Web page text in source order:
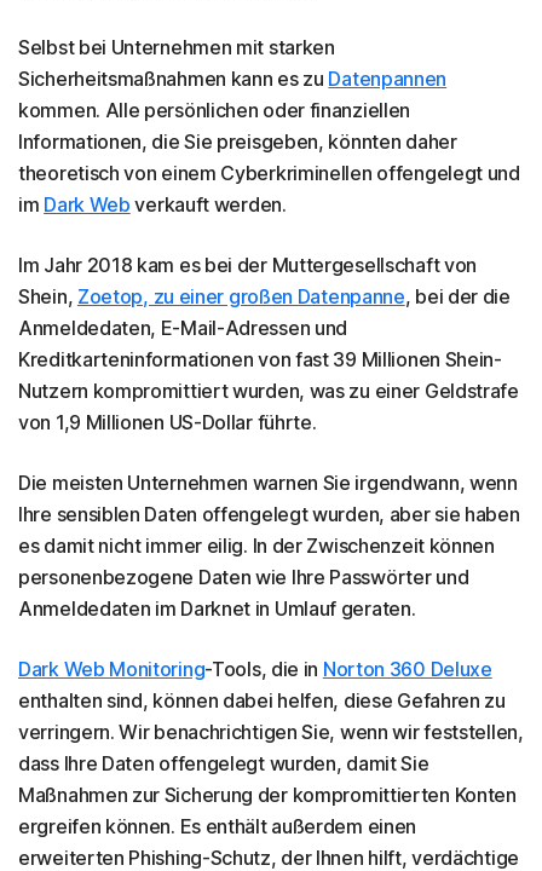
Selbst bei Unternehmen mit starken
Sicherheitsmaßnahmen kann es zu Datenpannen
kommen. Alle persönlichen oder finanziellen
Informationen, die Sie preisgeben, könnten daher
theoretisch von einem Cyberkriminellen offengelegt und
im Dark Web verkauft werden.
Im Jahr 2018 kam es bei der Muttergesellschaft von
Shein, Zoetop, zu einer großen Datenpanne, bei der die
Anmeldedaten, E-Mail-Adressen und
Kreditkarteninformationen von fast 39 Millionen Shein-
Nutzern kompromittiert wurden, was zu einer Geldstrafe
von 1,9 Millionen US-Dollar führte.
Die meisten Unternehmen warnen Sie irgendwann, wenn
Ihre sensiblen Daten offengelegt wurden, aber sie haben
es damit nicht immer eilig. In der Zwischenzeit können
personenbezogene Daten wie Ihre Passwörter und
Anmeldedaten im Darknet in Umlauf geraten.
Dark Web Monitoring-Tools, die in Norton 360 Deluxe
enthalten sind, können dabei helfen, diese Gefahren zu
verringern. Wir benachrichtigen Sie, wenn wir feststellen,
dass Ihre Daten offengelegt wurden, damit Sie
Maßnahmen zur Sicherung der kompromittierten Konten
ergreifen können. Es enthält außerdem einen
erweiterten Phishing-Schutz, der Ihnen hilft, verdächtige